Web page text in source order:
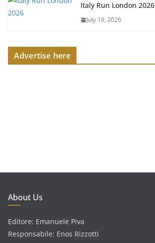
Italy Run London 2026
July 19, 2026
Advertise here
About Us
Editore: Emanuele Piva
Responsabile: Enos Rizzotti